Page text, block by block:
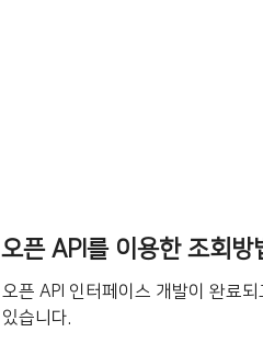
오픈 API를 이용한 조회방
오픈 API 인터페이스 개발이 완료
있습니다.